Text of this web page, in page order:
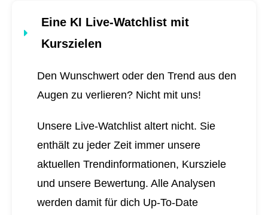
Eine KI Live-Watchlist mit
Kurszielen
Den Wunschwert oder den Trend aus den
Augen zu verlieren? Nicht mit uns!
Unsere Live-Watchlist altert nicht. Sie
enthält zu jeder Zeit immer unsere
aktuellen Trendinformationen, Kursziele
und unsere Bewertung. Alle Analysen
werden damit für dich Up-To-Date